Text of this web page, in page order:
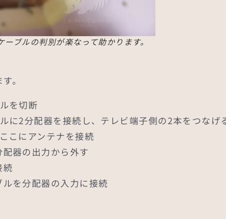
ブルの判別が楽なって助かります。
。
を切断
に2分配器を接続し、テレビ端子側の2本をつなげ
こにアンテナを接続
器の出力から外す
続
を分配器の入力に接続